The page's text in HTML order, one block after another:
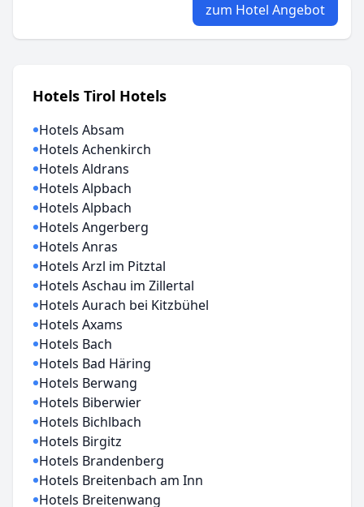
zum Hotel Angebot
Hotels Tirol Hotels
Hotels Absam
Hotels Achenkirch
Hotels Aldrans
Hotels Alpbach
Hotels Alpbach
Hotels Angerberg
Hotels Anras
Hotels Arzl im Pitztal
Hotels Aschau im Zillertal
Hotels Aurach bei Kitzbühel
Hotels Axams
Hotels Bach
Hotels Bad Häring
Hotels Berwang
Hotels Biberwier
Hotels Bichlbach
Hotels Birgitz
Hotels Brandenberg
Hotels Breitenbach am Inn
Hotels Breitenwang